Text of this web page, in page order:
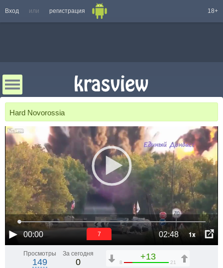
Вход или регистрация 18+
Hard Novorossia
00:00 02:48 1x
6
Просмотры
149
За сегодня
0
+13
8 21